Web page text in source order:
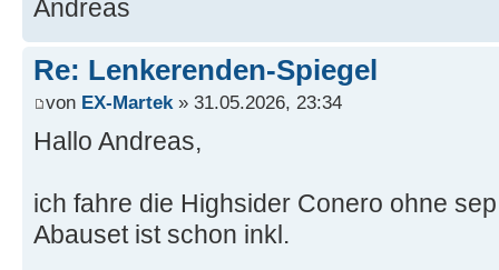
Andreas
Re: Lenkerenden-Spiegel
von EX-Martek» 31.05.2026, 23:34
Hallo Andreas,
ich fahre die Highsider Conero ohne
Abauset ist schon inkl.